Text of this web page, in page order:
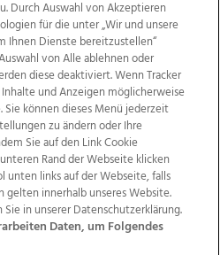
Kontakt
Jobs
AGB Anzeigekunden
Politische Werbung
Durch Auswahl von Akzeptieren
für die unter „Wir und unsere
Ihnen Dienste bereitzustellen“
von Alle ablehnen oder
diese deaktiviert. Wenn Tracker
und Anzeigen möglicherweise
können dieses Menü jederzeit
zu ändern oder Ihre
Sie auf den Link Cookie
Rand der Webseite klicken
unten links auf der Webseite, falls
innerhalb unseres Website.
in unserer Datenschutzerklärung.
Daten, um Folgendes